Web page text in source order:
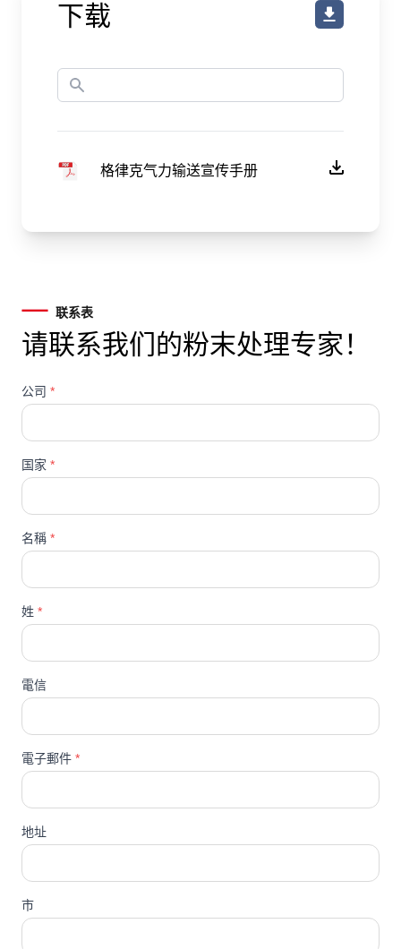
下载
格律克气力输送宣传手册
联系表
请联系我们的粉末处理专家！
公司 *
国家 *
名稱 *
姓 *
電信
電子郵件 *
地址
市